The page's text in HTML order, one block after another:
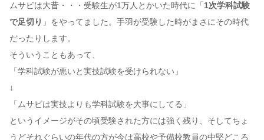
ムサビは大昔・・・受験生が1万人とかいた時代に「 1次学科試験
で足切り 」をやってました。手羽が受験した時がまさにその時代
だったりします。
そういうこともあって、
「学科試験が悪いと実技試験を受けられない」
↓
「ムサビは実技よりも学科試験を大事にしてる」
というイメージがその頃受験された方には強く残り、そしてちょ
うどそれぐらいの年代の方が今は高校や予備校教員の中堅どころ